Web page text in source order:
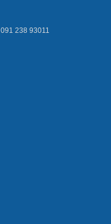
091 238 93011